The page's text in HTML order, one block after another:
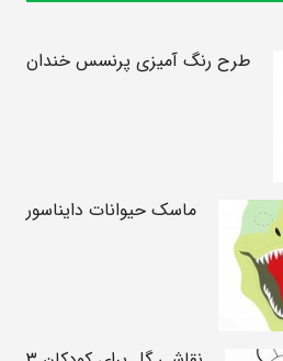
طرح رنگ آمیزی پرنسس خندان
ماسک حیوانات دایناسور